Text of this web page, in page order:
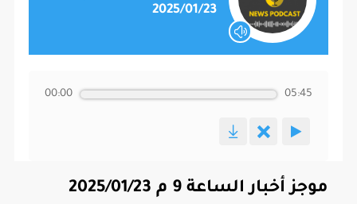
2025/01/23
00:00 05:45
موجز أخبار الساعة 9 م 2025/01/23